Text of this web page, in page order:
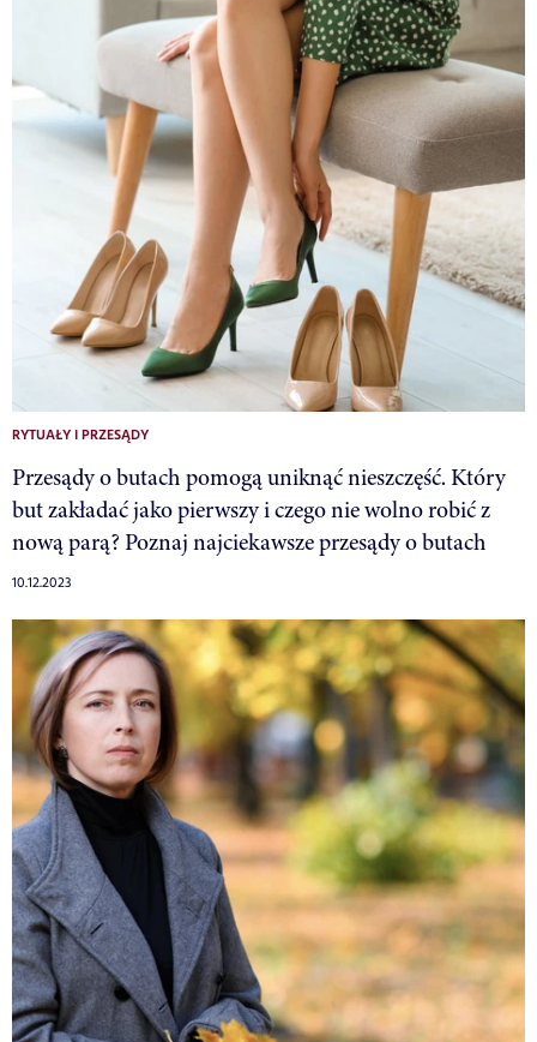
RYTUAŁY I PRZESĄDY
Przesądy o butach pomogą uniknąć nieszczęść. Który
but zakładać jako pierwszy i czego nie wolno robić z
nową parą? Poznaj najciekawsze przesądy o butach
10.12.2023